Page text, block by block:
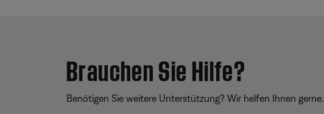
Brauchen Sie Hilfe?
Benötigen Sie weitere Unterstützung? Wir helfen Ihnen gerne.